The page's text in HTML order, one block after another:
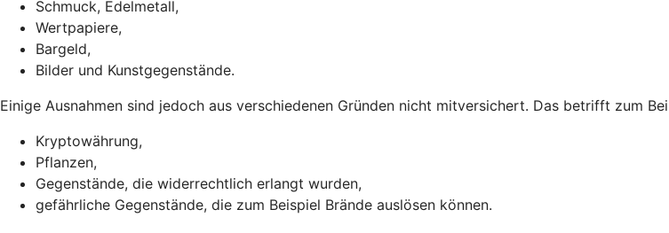
Schmuck, Edelmetall,
Wertpapiere,
Bargeld,
Bilder und Kunstgegenstände.
Einige Ausnahmen sind jedoch aus verschiedenen Gründen nicht mitversichert. Das betrifft zum
Kryptowährung,
Pflanzen,
Gegenstände, die widerrechtlich erlangt wurden,
gefährliche Gegenstände, die zum Beispiel Brände auslösen können.